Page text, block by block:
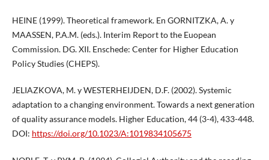
HEINE (1999). Theoretical framework. En GORNITZKA, A. y
MAASSEN, P.A.M. (eds.). Interim Report to the Euopean
Commission. DG. XII. Enschede: Center for Higher Education
Policy Studies (CHEPS).
JELIAZKOVA, M. y WESTERHEIJDEN, D.F. (2002). Systemic
adaptation to a changing environment. Towards a next generation
of quality assurance models. Higher Education, 44 (3-4), 433-448.
DOI: https://doi.org/10.1023/A:1019834105675